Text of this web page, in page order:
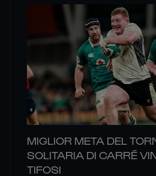
MIGLIOR META DEL
SOLITARIA DI CARRÉ
TIFOSI